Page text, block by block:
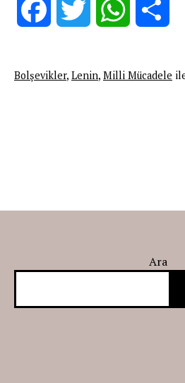
Milli
katkıları
üzerine
Facebook Twitter WhatsApp
Bolşevikler, Lenin, Milli Mücadele
Ara